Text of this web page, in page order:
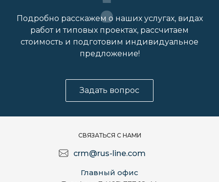
Подробно расскажем о наших услугах, видах
работ и типовых проектах, рассчитаем
стоимость и подготовим индивидуальное
предложение!
Задать вопрос
СВЯЗАТЬСЯ С НАМИ
crm@rus-line.com
Главный офис